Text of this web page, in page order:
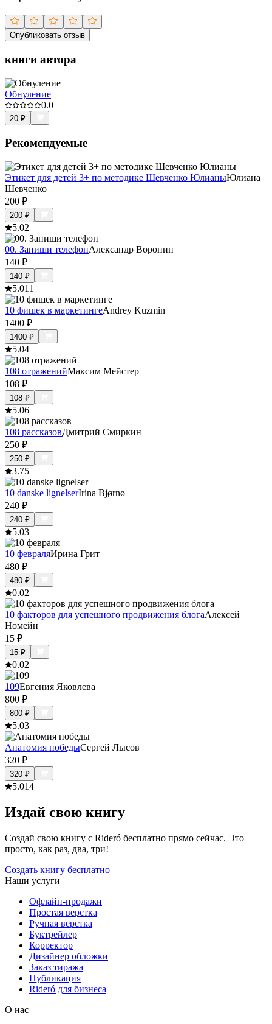
Опубликовать отзыв
книги автора
Обнуление
0.0
20 ₽
Рекомендуемые
Этикет для детей 3+ по методике Шевченко ЮлианыЮлиана
Шевченко
200 ₽
200 ₽
5.02
00. Запиши телефонАлександр Воронин
140 ₽
140 ₽
5.011
10 фишек в маркетингеAndrey Kuzmin
1400 ₽
1400 ₽
5.04
108 отраженийМаксим Мейстер
108 ₽
108 ₽
5.06
108 рассказовДмитрий Смиркин
250 ₽
250 ₽
3.75
10 danske lignelserIrina Bjørnø
240 ₽
240 ₽
5.03
10 февраляИрина Грит
480 ₽
480 ₽
0.02
10 факторов для успешного продвижения блогаАлексей
Номейн
15 ₽
15 ₽
0.02
109Евгения Яковлева
800 ₽
800 ₽
5.03
Анатомия победыСергей Лысов
320 ₽
320 ₽
5.014
Издай свою книгу
Создай свою книгу с Rideró бесплатно прямо сейчас. Это
просто, как раз, два, три!
Создать книгу бесплатно
Наши услуги
Офлайн-продажи
Простая верстка
Ручная верстка
Буктрейлер
Корректор
Дизайнер обложки
Заказ тиража
Публикация
Rideró для бизнеса
О нас